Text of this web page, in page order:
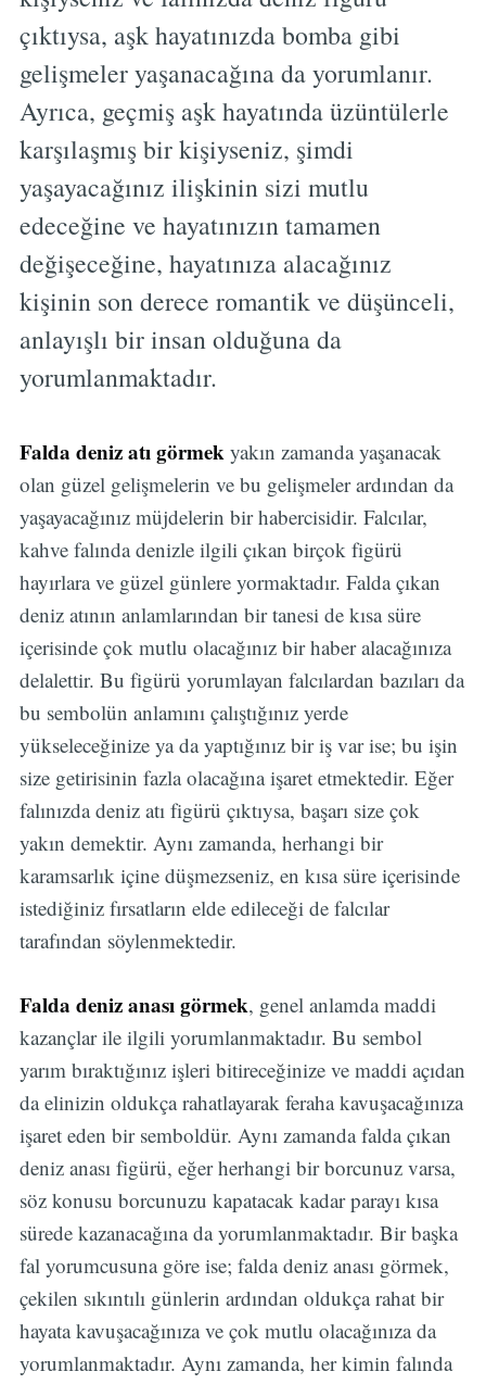
çıktıysa, aşk hayatınızda bomba gibi
gelişmeler yaşanacağına da yorumlanır.
Ayrıca, geçmiş aşk hayatında üzüntülerle
karşılaşmış bir kişiyseniz, şimdi
yaşayacağınız ilişkinin sizi mutlu
edeceğine ve hayatınızın tamamen
değişeceğine, hayatınıza alacağınız
kişinin son derece romantik ve düşünceli,
anlayışlı bir insan olduğuna da
yorumlanmaktadır.
Falda deniz atı görmekyakın zamanda yaşanacak
olan güzel gelişmelerin ve bu gelişmeler ardından da
yaşayacağınız müjdelerin bir habercisidir. Falcılar,
kahve falında denizle ilgili çıkan birçok figürü
hayırlara ve güzel günlere yormaktadır. Falda çıkan
deniz atının anlamlarından bir tanesi de kısa süre
içerisinde çok mutlu olacağınız bir haber alacağınıza
delalettir. Bu figürü yorumlayan falcılardan bazıları da
bu sembolün anlamını çalıştığınız yerde
yükseleceğinize ya da yaptığınız bir iş var ise; bu işin
size getirisinin fazla olacağına işaret etmektedir. Eğer
falınızda deniz atı figürü çıktıysa, başarı size çok
yakın demektir. Aynı zamanda, herhangi bir
karamsarlık içine düşmezseniz, en kısa süre içerisinde
istediğiniz fırsatların elde edileceği de falcılar
tarafından söylenmektedir.
Falda deniz anası görmek, genel anlamda maddi
kazançlar ile ilgili yorumlanmaktadır. Bu sembol
yarım bıraktığınız işleri bitireceğinize ve maddi açıdan
da elinizin oldukça rahatlayarak feraha kavuşacağınıza
işaret eden bir semboldür. Aynı zamanda falda çıkan
deniz anası figürü, eğer herhangi bir borcunuz varsa,
söz konusu borcunuzu kapatacak kadar parayı kısa
sürede kazanacağına da yorumlanmaktadır. Bir başka
fal yorumcusuna göre ise; falda deniz anası görmek,
çekilen sıkıntılı günlerin ardından oldukça rahat bir
hayata kavuşacağınıza ve çok mutlu olacağınıza da
yorumlanmaktadır. Aynı zamanda, her kimin falında